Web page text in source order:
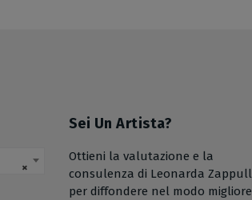
×
Sei Un Artista?
Ottieni la valutazione e la
consulenza di Leonarda
per diffondere nel modo